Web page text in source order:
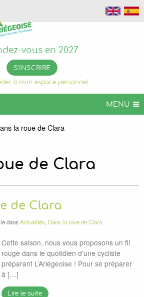
Photos
vous en 2027
S'INSCRIRE
à mon espace personnel
MENU
la roue de Clara
de Clara
de Clara
dansActualités, Dans la roue de Clara
Cette saison, nous vous proposons un fil
rouge dans le quotidien d’une cycliste
préparant L’Ariégeoise ! Pour se préparer
à […]
Lire le suite